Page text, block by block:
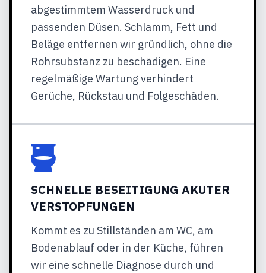
abgestimmtem Wasserdruck und
passenden Düsen. Schlamm, Fett und
Beläge entfernen wir gründlich, ohne die
Rohrsubstanz zu beschädigen. Eine
regelmäßige Wartung verhindert
Gerüche, Rückstau und Folgeschäden.
SCHNELLE BESEITIGUNG AKUTER
VERSTOPFUNGEN
Kommt es zu Stillständen am WC, am
Bodenablauf oder in der Küche, führen
wir eine schnelle Diagnose durch und